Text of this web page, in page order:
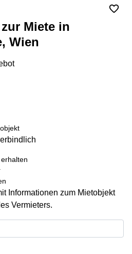
+ 5 bilder
Miete in
Wien
Informationen zum Mietobjekt
Vermieters.